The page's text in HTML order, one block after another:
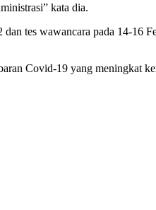
kata dia.
tes wawancara pada 14-16
Covid-19 yang meningkat